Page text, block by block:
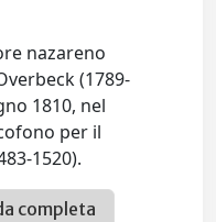
nazareno
(1789-
1810, nel
per il
1520).
completa